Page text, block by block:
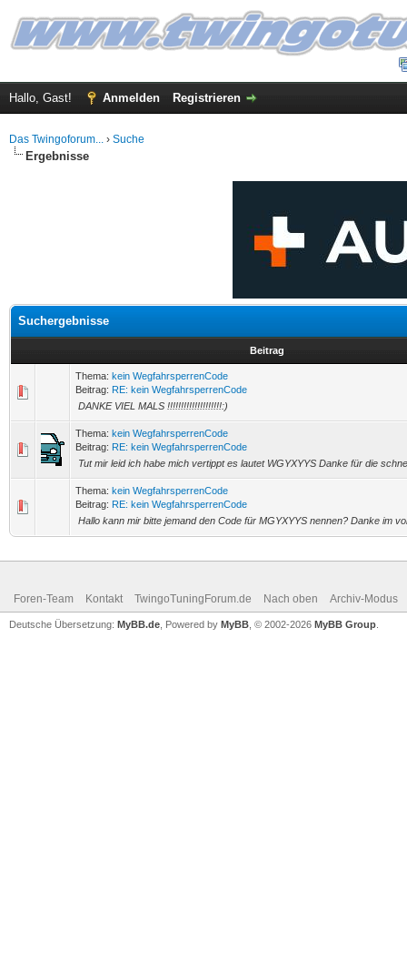
Hallo, Gast! Anmelden Registrieren
Das Twingoforum... › Suche
Ergebnisse
Suchergebnisse
Beitrag
Thema: kein WegfahrsperrenCode
Beitrag: RE: kein WegfahrsperrenCode
DANKE VIEL MALS !!!!!!!!!!!!!!!!!!!!:)
Thema: kein WegfahrsperrenCode
Beitrag: RE: kein WegfahrsperrenCode
Tut mir leid ich habe mich vertippt es lautet WGYXYYS Danke für die
Thema: kein WegfahrsperrenCode
Beitrag: RE: kein WegfahrsperrenCode
Hallo kann mir bitte jemand den Code für MGYXYYS nennen? Danke im
Foren-Team Kontakt TwingoTuningForum.de Nach oben Archiv-Modus
Deutsche Übersetzung: MyBB.de , Powered by MyBB , © 2002-2026 MyBB Group